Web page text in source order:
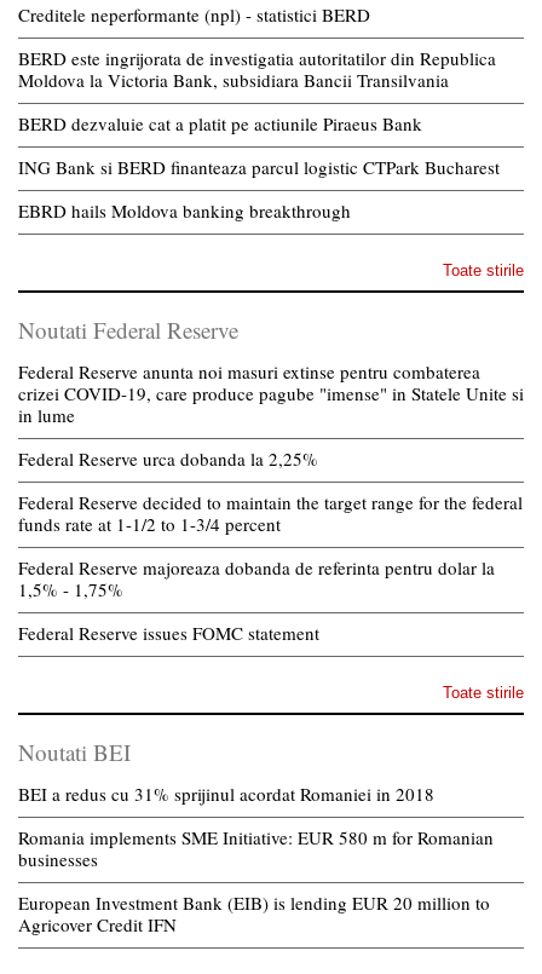
Creditele neperformante (npl) - statistici BERD
BERD este ingrijorata de investigatia autoritatilor din Republica
Moldova la Victoria Bank, subsidiara Bancii Transilvania
BERD dezvaluie cat a platit pe actiunile Piraeus Bank
ING Bank si BERD finanteaza parcul logistic CTPark Bucharest
EBRD hails Moldova banking breakthrough
Toate stirile
Noutati Federal Reserve
Federal Reserve anunta noi masuri extinse pentru combaterea
crizei COVID-19, care produce pagube "imense" in Statele Unite si
in lume
Federal Reserve urca dobanda la 2,25%
Federal Reserve decided to maintain the target range for the federal
funds rate at 1-1/2 to 1-3/4 percent
Federal Reserve majoreaza dobanda de referinta pentru dolar la
1,5% - 1,75%
Federal Reserve issues FOMC statement
Toate stirile
Noutati BEI
BEI a redus cu 31% sprijinul acordat Romaniei in 2018
Romania implements SME Initiative: EUR 580 m for Romanian
businesses
European Investment Bank (EIB) is lending EUR 20 million to
Agricover Credit IFN